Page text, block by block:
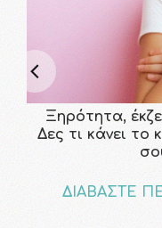
Ξηρότητα,
Δες τι κάνει το
ΔΙΑΒΑΣΤΕ